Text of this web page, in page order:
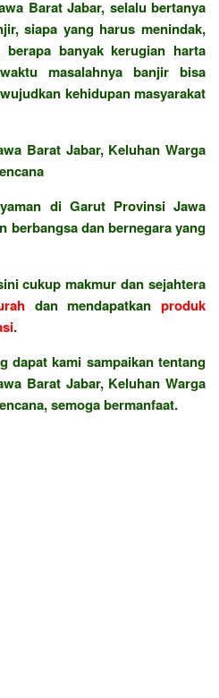
Barat Jabar, selalu bertanya
siapa yang harus menindak,
banyak kerugian harta
masalahnya banjir bisa
kehidupan masyarakat
Barat Jabar, Keluhan Warga
di Garut Provinsi Jawa
berbangsa dan bernegara yang
cukup makmur dan sejahtera
dan mendapatkanproduk
.
dapat kami sampaikan tentang
Barat Jabar, Keluhan Warga
semoga bermanfaat.